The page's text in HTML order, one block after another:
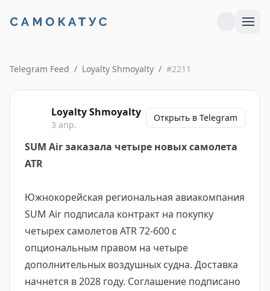
Telegram Feed / Loyalty Shmoyalty / #2211
Loyalty Shmoyalty
3 апр.
Открыть в Telegram
SUM Air заказала четыре новых самолета
ATR
Южнокорейская региональная авиакомпания
SUM Air подписала контракт на покупку
четырех самолетов ATR 72-600 с
опциональным правом на четыре
дополнительных воздушных судна. Доставка
начнется в 2028 году. Соглашение подписано